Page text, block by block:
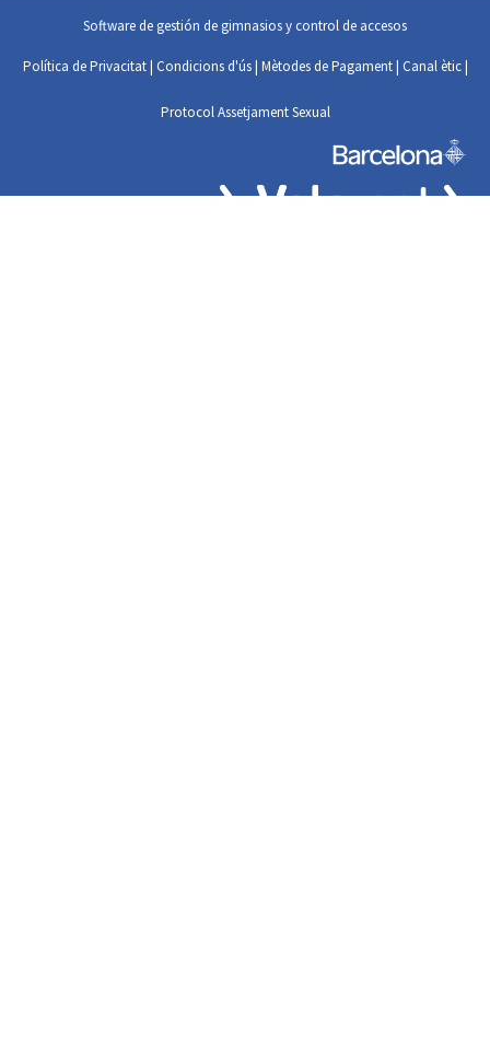
Software de gestión de gimnasios y control de accesos
Política de Privacitat| Condicions d'ús| Mètodes de Pagament| Canal ètic|
Protocol Assetjament Sexual